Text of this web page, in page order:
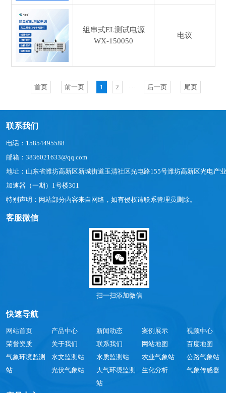
组串式EL测试电源
WX-150050
电议
首页 前一页 1 2 ··· 后一页 尾页
联系我们
电话：15854495588
邮箱：3836021633@qq.com
地址：山东省潍坊高新区新城街道玉清社区光电路155号潍坊高新区光电产业
加速器（一期）1号楼301
特别声明：网站部分内容来自网络，如有侵权请联系管理员删除。
客服微信
扫一扫添加微信
快速导航
网站首页 产品中心 新闻动态 案例展示
视频中心
荣誉资质
关于我们 联系我们 网站地图
百度地图
气象环境监测
站
水文监测站 水质监测站 农业气象站
公路气象站
光伏气象站
大气环境监测
站
生化分析 气象传感器